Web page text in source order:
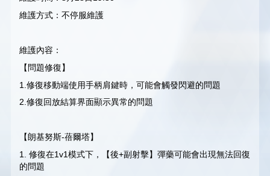
維護方式：不停服維護
維護內容：
【問題修復】
1.修復移動端使用手柄肩鍵時，可能會觸發閃避的問題
2.修復回放結算界面顯示異常的問題
【朗基努斯-蓓爾塔】
1. 修復在1v1模式下，【後+副射擊】彈藥可能會出現無法回復
的問題